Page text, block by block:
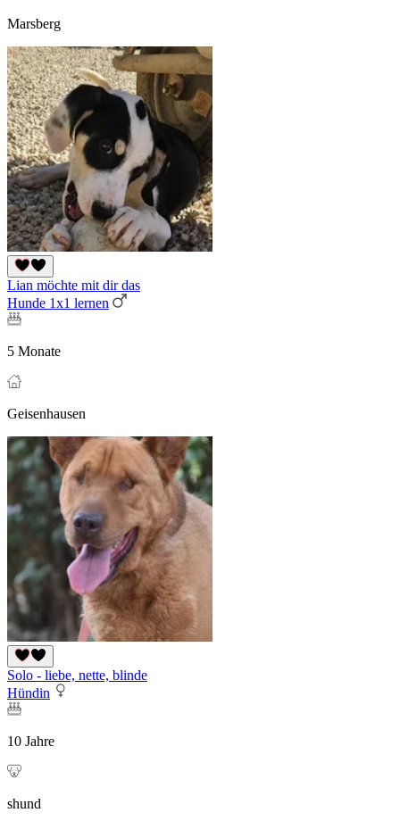
Marsberg
Lian möchte mit dir das
Hunde 1x1 lernen
5 Monate
Geisenhausen
Solo - liebe, nette, blinde
Hündin
10 Jahre
shund